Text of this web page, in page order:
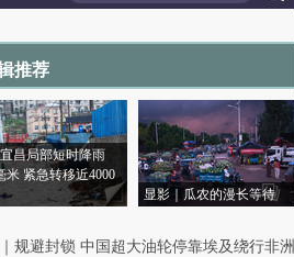
推荐
昌局部短时降雨
米 紧急转移近4000
显影｜瓜农的漫长等待
规避封锁 中国超大油轮停靠埃及绕行非洲